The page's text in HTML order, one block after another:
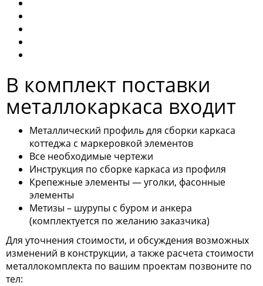
В комплект поставки
металлокаркаса входит
Металлический профиль для сборки каркаса
коттеджа с маркеровкой элементов
Все необходимые чертежи
Инструкция по сборке каркаса из профиля
Крепежные элементы — уголки, фасонные
элементы
Метизы – шурупы с буром и анкера
(комплектуется по желанию заказчика)
Для уточнения стоимости, и обсуждения возможных
изменений в конструкции, а также расчета стоимости
металлокомплекта по вашим проектам позвоните по
тел: